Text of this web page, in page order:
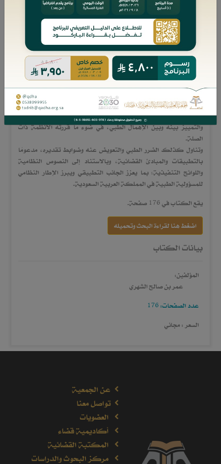
يتناول هذا البحث المسؤولية الطبية المدنية والجنائية للممارس الصحي
في ضوء النظام السعودي، من خلال بيان طبيعة التزام الطبيب، وأركان
المسؤولية الطبية، وآثار الخطأ الطبي، وأحكام التعويض عن الضرر
الناتج عنه.
وقد عرض المؤلف مفهوم المسؤولية الطبية وأقسامها، وبيّن الفروق بين
أنواعها، مع تأصيل أساس مسؤولية الطبيب في النظام السعودي وربطه بما
قررته أنظمة مزاولة المهن الصحية ولوائحها التنفيذية.
كما عالج طبيعة التزام الطبيب بوصفه التزامًا ببذل عناية، مع بيان
الحالات التي يقترب فيها من تحقيق النتيجة، وأثر ذلك في قيام
المسؤولية، وتناول الخطأ الطبي من حيث تعريفه وصوره ومعاييره،
والتمييز بينه وبين الإهمال الطبي، في ضوء ما قررته الأنظمة ذات
الصلة.
وتناول كذلك الضرر الطبي والتعويض عنه وضوابط تقديره، مدعومًا
بالتطبيقات والمبادئ القضائية، وبالاستناد إلى النصوص النظامية
واللوائح التنفيذية؛ بما يعزز الجانب التطبيقي ويبرز الإطار النظامي
للمسؤولية الطبية في المملكة العربية السعودية.
يقع الكتاب في 176 صفحة.
اضغط هنا لقراءة البحث وتحميله
بيانات الكتاب
المؤلفين:
عمر بن صالح الشهري
عدد الصفحات: 176
السعر : مجاني
عن الجمعية
تواصل معنا
العضويات
أكاديمية قضاء
المكتبة القضائية
مركز البحوث والدراسات